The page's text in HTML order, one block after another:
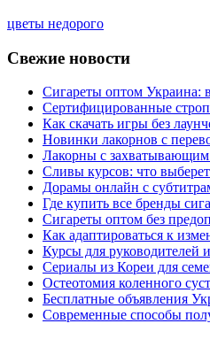
цветы недорого
Свежие новости
Сигареты оптом Украина:
Сертифицированные
Как скачать игры без
Новинки лакорнов с
Лакорны с
Сливы курсов: что
Дорамы онлайн с
Где купить все бренды
Сигареты оптом без
Как адаптироваться к
Курсы для руководителей
Сериалы из Кореи для
Остеотомия коленного
Бесплатные объявления
Современные способы